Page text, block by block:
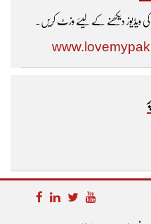
ویڈیوز دیکھنے کے لیئے وزٹ کریں۔